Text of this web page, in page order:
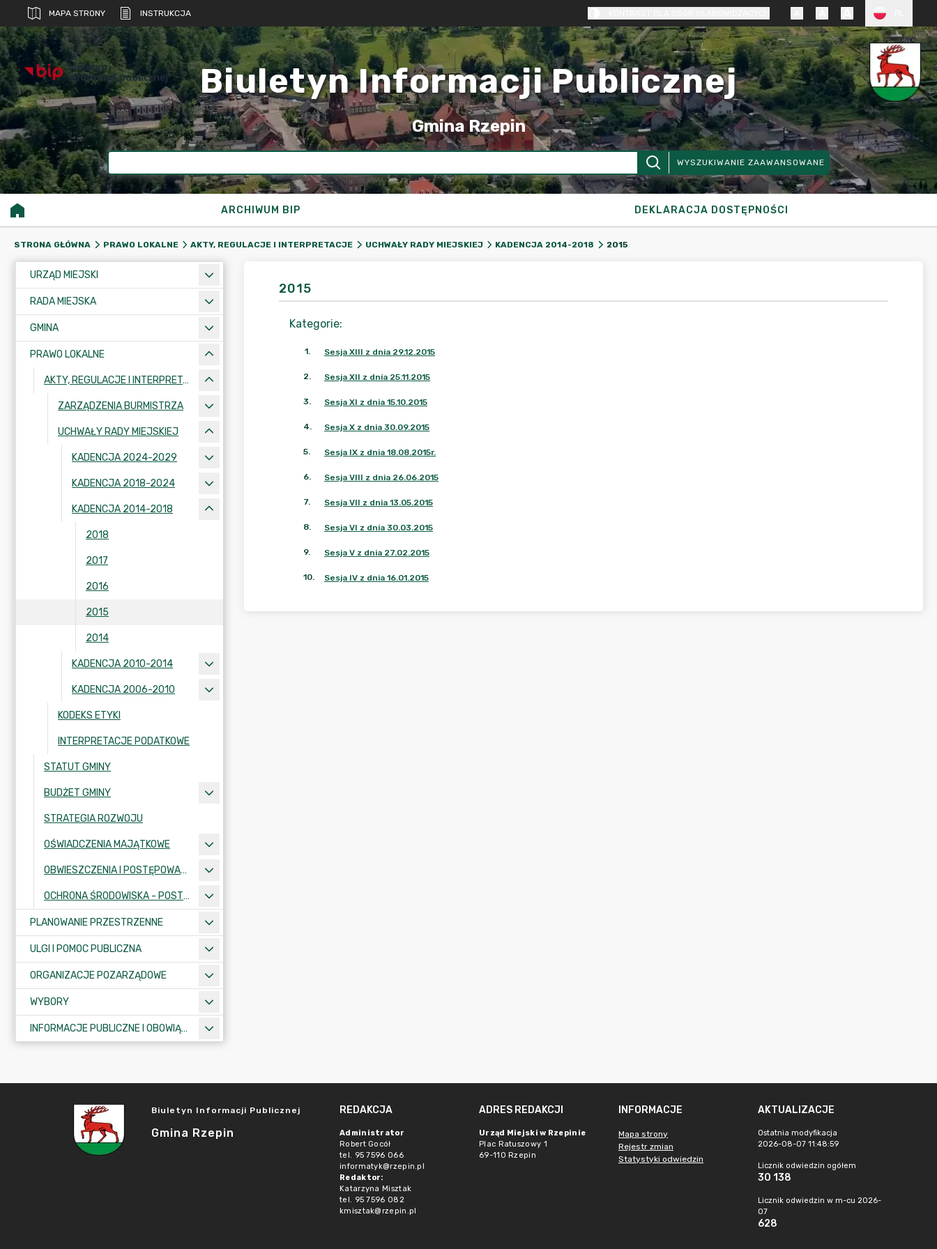
MAPA STRONY INSTRUKCJA
biuletyn
informacji publicznej Biuletyn Informacji Publicznej
Gmina Rzepin
WYSZUKIWANIE ZAAWANSOWANE
ARCHIWUM BIP DEKLARACJA DOSTĘPNOŚCI
STRONA GŁÓWNA PRAWO LOKALNE AKTY, REGULACJE I INTERPRETACJE UCHWAŁY RADY MIEJSKIEJ KADENCJA 2014-2018 2015
URZĄD MIEJSKI
RADA MIEJSKA
GMINA
PRAWO LOKALNE
AKTY, REGULACJE I INTERPRETACJE
ZARZĄDZENIA BURMISTRZA
UCHWAŁY RADY MIEJSKIEJ
KADENCJA 2024-2029
KADENCJA 2018-2024
KADENCJA 2014-2018
2018
2017
2016
2015
2014
KADENCJA 2010-2014
KADENCJA 2006-2010
KODEKS ETYKI
INTERPRETACJE PODATKOWE
STATUT GMINY
BUDŻET GMINY
STRATEGIA ROZWOJU
OŚWIADCZENIA MAJĄTKOWE
OBWIESZCZENIA I POSTĘPOWANIA ADMINISTRACYJNE
OCHRONA ŚRODOWISKA - POSTĘPOWANIA I INFORMACJE
PLANOWANIE PRZESTRZENNE
ULGI I POMOC PUBLICZNA
ORGANIZACJE POZARZĄDOWE
WYBORY
INFORMACJE PUBLICZNE I OBOWIĄZKOWE
2015
Kategorie:
1. Sesja XIII z dnia 29.12.2015
2. Sesja XII z dnia 25.11.2015
3. Sesja XI z dnia 15.10.2015
4. Sesja X z dnia 30.09.2015
5. Sesja IX z dnia 18.08.2015r.
6. Sesja VIII z dnia 26.06.2015
7. Sesja VII z dnia 13.05.2015
8. Sesja VI z dnia 30.03.2015
9. Sesja V z dnia 27.02.2015
10. Sesja IV z dnia 16.01.2015
Biuletyn Informacji Publicznej
Gmina Rzepin
REDAKCJA
Administrator
Robert Gocół
tel. 95 7596 066
informatyk@rzepin.pl
Redaktor:
Katarzyna Misztak
tel. 95 7596 082
kmisztak@rzepin.pl
ADRES REDAKCJI
Urząd Miejski w Rzepinie
Plac Ratuszowy 1
69-110 Rzepin
INFORMACJE
Mapa strony
Rejestr zmian
Statystyki odwiedzin
AKTUALIZACJE
Ostatnia modyfikacja
2026-08-07 11:48:59
Licznik odwiedzin ogółem
30 138
Licznik odwiedzin w m-cu 2026-
07
628